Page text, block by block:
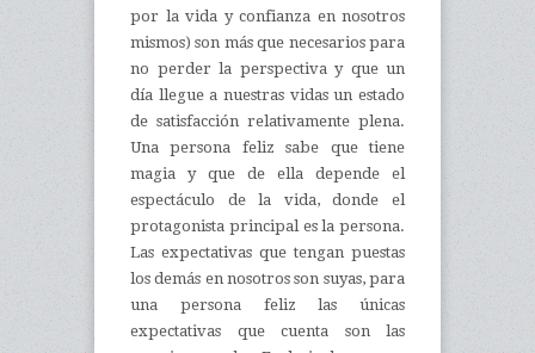
por la vida y confianza en nosotros
mismos) son más que necesarios para
no perder la perspectiva y que un
día llegue a nuestras vidas un estado
de satisfacción relativamente plena.
Una persona feliz sabe que tiene
magia y que de ella depende el
espectáculo de la vida, donde el
protagonista principal es la persona.
Las expectativas que tengan puestas
los demás en nosotros son suyas, para
una persona feliz las únicas
expectativas que cuenta son las